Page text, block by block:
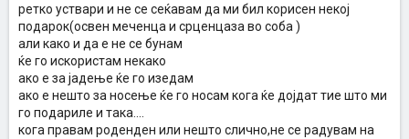
ретко уствари и не се сеќавам да ми бил корисен некој
подарок(освен меченца и срценцаза во соба )
али како и да е не се бунам
ќе го искористам некако
ако е за јадење ќе го изедам
ако е нешто за носење ќе го носам кога ќе дојдат тие што ми
го подариле и така....
кога правам роденден или нешто слично,не се радувам на